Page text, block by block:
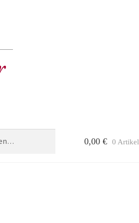
0,00 € 0 Artikel